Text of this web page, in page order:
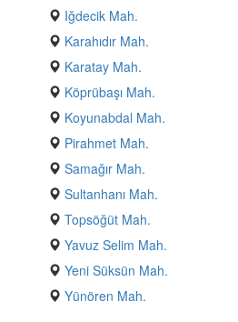
Iğdecik Mah.
Karahıdır Mah.
Karatay Mah.
Köprübaşı Mah.
Koyunabdal Mah.
Pirahmet Mah.
Samağır Mah.
Sultanhanı Mah.
Topsöğüt Mah.
Yavuz Selim Mah.
Yeni Süksün Mah.
Yünören Mah.